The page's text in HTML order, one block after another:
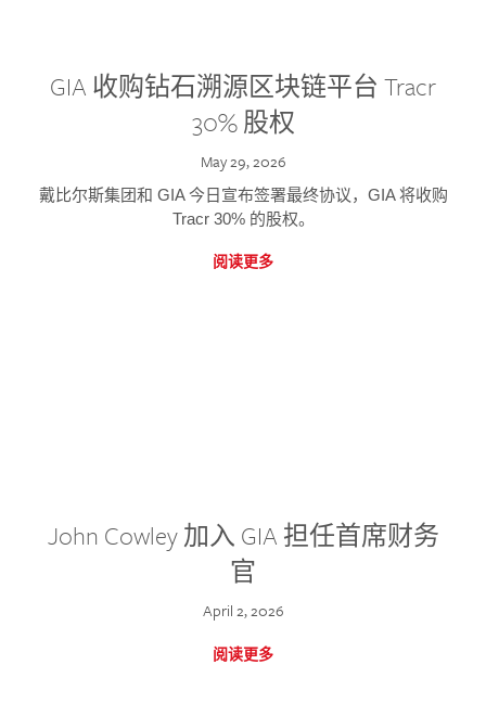
GIA 收购钻石溯源区块链平台 Tracr
30% 股权
May 29, 2026
戴比尔斯集团和 GIA 今日宣布签署最终协议，GIA 将收购
Tracr 30% 的股权。
阅读更多
John Cowley 加入 GIA 担任首席财务
官
April 2, 2026
阅读更多